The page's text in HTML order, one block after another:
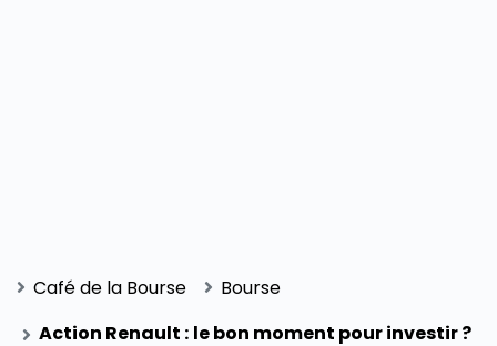
Café de la Bourse
Bourse
Action Renault : le bon moment pour investir ?